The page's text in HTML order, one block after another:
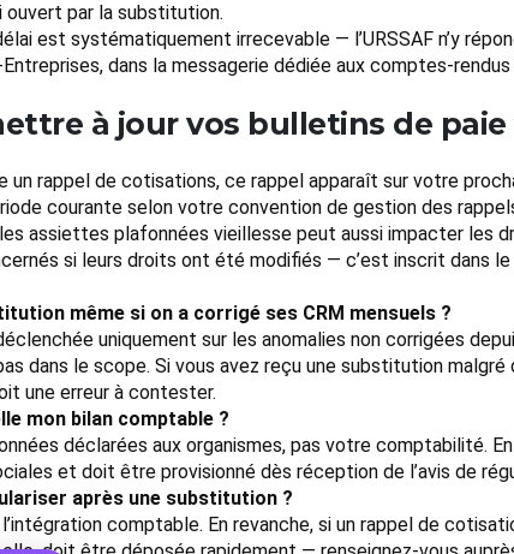
par la substitution.
est systématiquement irrecevable — l’URSSAF n’y
dans la messagerie dédiée aux comptes-
à jour vos bulletins de paie
rappel de cotisations, ce rappel apparaît sur votre
courante selon votre convention de gestion des
assiettes plafonnées vieillesse peut aussi impacter les
si leurs droits ont été modifiés — c’est inscrit dans
même si on a corrigé ses CRM mensuels ?
uniquement sur les anomalies non corrigées
dans le scope. Si vous avez reçu une substitution
une erreur à contester.
mon bilan comptable ?
déclarées aux organismes, pas votre comptabilité.
et doit être provisionné dès réception de l’avis de
après une substitution ?
comptable. En revanche, si un rappel de